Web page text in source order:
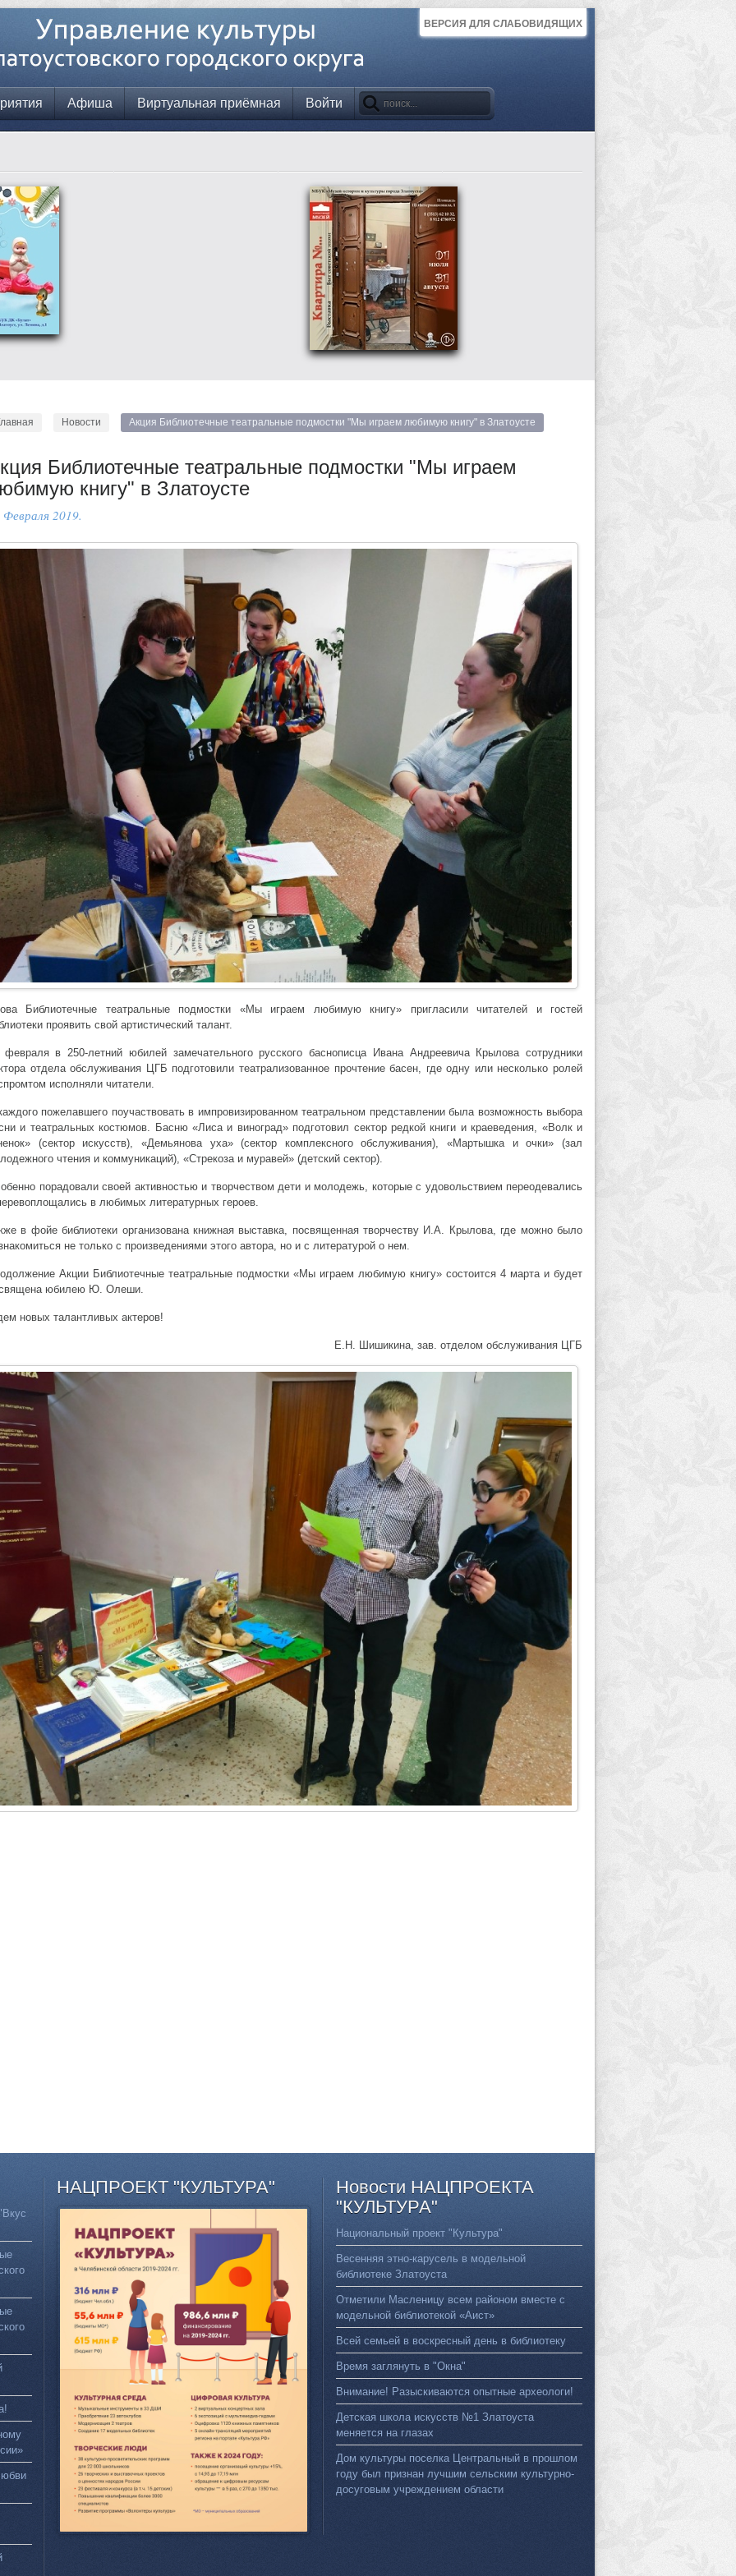
ВЕРСИЯ ДЛЯ СЛАБОВИДЯЩИХ
Афиша Виртуальная приёмная Войти
Новости Акция Библиотечные театральные подмостки "Мы играем любимую книгу" в Златоусте
Библиотечные театральные подмостки "Мы играем
книгу" в Златоусте
Февраля 2019.
Библиотечные театральные подмостки «Мы играем любимую книгу» пригласили читателей и гостей
проявить свой артистический талант.
февраля в 250-летний юбилей замечательного русского баснописца Ивана Андреевича Крылова сотрудники
отдела обслуживания ЦГБ подготовили театрализованное прочтение басен, где одну или несколько ролей
исполняли читатели.
пожелавшего поучаствовать в импровизированном театральном представлении была возможность выбора
и театральных костюмов. Басню «Лиса и виноград» подготовил сектор редкой книги и краеведения, «Волк и
(сектор искусств), «Демьянова уха» (сектор комплексного обслуживания), «Мартышка и очки» (зал
чтения и коммуникаций), «Стрекоза и муравей» (детский сектор).
порадовали своей активностью и творчеством дети и молодежь, которые с удовольствием переодевались
в любимых литературных героев.
в фойе библиотеки организована книжная выставка, посвященная творчеству И.А. Крылова, где можно было
не только с произведениями этого автора, но и с литературой о нем.
Акции Библиотечные театральные подмостки «Мы играем любимую книгу» состоится 4 марта и будет
юбилею Ю. Олеши.
новых талантливых актеров!
Е.Н. Шишикина, зав. отделом обслуживания ЦГБ
НАЦПРОЕКТ "КУЛЬТУРА" Новости НАЦПРОЕКТА
"КУЛЬТУРА"
Национальный проект "Культура"
Весенняя этно-карусель в модельной
библиотеке Златоуста
Отметили Масленицу всем районом вместе с
модельной библиотекой «Аист»
Всей семьей в воскресный день в библиотеку
Время заглянуть в "Окна"
Внимание! Разыскиваются опытные археологи!
Детская школа искусств №1 Златоуста
меняется на глазах
Дом культуры поселка Центральный в прошлом
году был признан лучшим сельским культурно-
досуговым учреждением области